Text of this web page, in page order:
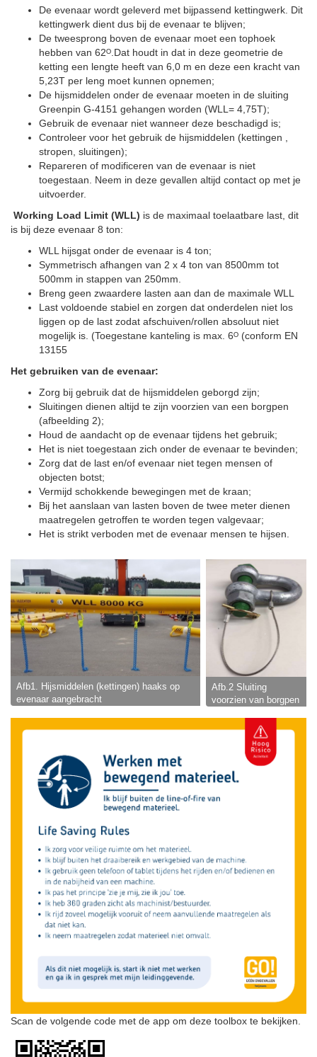
De evenaar wordt geleverd met bijpassend kettingwerk. Dit
kettingwerk dient dus bij de evenaar te blijven;
De tweesprong boven de evenaar moet een tophoek
hebben van 62ᴼ.Dat houdt in dat in deze geometrie de
ketting een lengte heeft van 6,0 m en deze een kracht van
5,23T per leng moet kunnen opnemen;
De hijsmiddelen onder de evenaar moeten in de sluiting
Greenpin G-4151 gehangen worden (WLL= 4,75T);
Gebruik de evenaar niet wanneer deze beschadigd is;
Controleer voor het gebruik de hijsmiddelen (kettingen ,
stropen, sluitingen);
Repareren of modificeren van de evenaar is niet
toegestaan. Neem in deze gevallen altijd contact op met je
uitvoerder.
Working Load Limit (WLL) is de maximaal toelaatbare last, dit
is bij deze evenaar 8 ton:
WLL hijsgat onder de evenaar is 4 ton;
Symmetrisch afhangen van 2 x 4 ton van 8500mm tot
500mm in stappen van 250mm.
Breng geen zwaardere lasten aan dan de maximale WLL
Last voldoende stabiel en zorgen dat onderdelen niet los
liggen op de last zodat afschuiven/rollen absoluut niet
mogelijk is. (Toegestane kanteling is max. 6ᴼ (conform EN
13155
Het gebruiken van de evenaar:
Zorg bij gebruik dat de hijsmiddelen geborgd zijn;
Sluitingen dienen altijd te zijn voorzien van een borgpen
(afbeelding 2);
Houd de aandacht op de evenaar tijdens het gebruik;
Het is niet toegestaan zich onder de evenaar te bevinden;
Zorg dat de last en/of evenaar niet tegen mensen of
objecten botst;
Vermijd schokkende bewegingen met de kraan;
Bij het aanslaan van lasten boven de twee meter dienen
maatregelen getroffen te worden tegen valgevaar;
Het is strikt verboden met de evenaar mensen te hijsen.
Afb1. Hijsmiddelen (kettingen) haaks op
evenaar aangebracht
Afb.2 Sluiting
voorzien van borgpen
Scan de volgende code met de app om deze toolbox te bekijken.